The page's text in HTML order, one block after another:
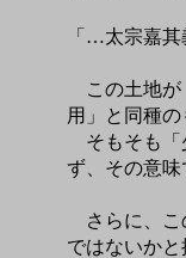
「…太宗嘉
この土地が
用」と同種
そもそも「
ず、その意
さらに、こ
ではないか